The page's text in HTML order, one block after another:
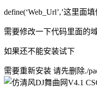
define(‘Web_Url’,’这里面
需要修改一下代码里面的
如果还不能安装试下
需要重新安装 请先删除./